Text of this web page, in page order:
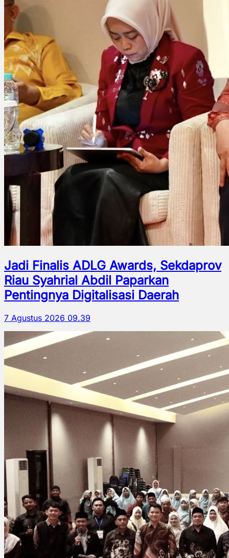
Jadi Finalis ADLG Awards, Sekdaprov
Riau Syahrial Abdil Paparkan
Pentingnya Digitalisasi Daerah
7 Agustus 2026 09.39